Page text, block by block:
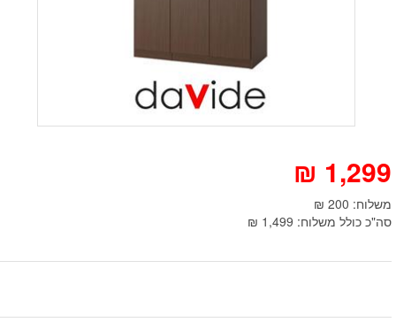
1,299
₪
משלוח: 200 ₪
סה"כ כולל משלוח: 1,499 ₪